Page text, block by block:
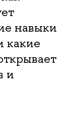
навыки
какие
и